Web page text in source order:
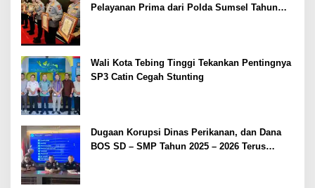
Pelayanan Prima dari Polda Sumsel Tahun
Wali Kota Tebing Tinggi Tekankan Pentingnya
SP3 Catin Cegah Stunting
Dugaan Korupsi Dinas Perikanan, dan Dana
BOS SD – SMP Tahun 2025 – 2026 Terus